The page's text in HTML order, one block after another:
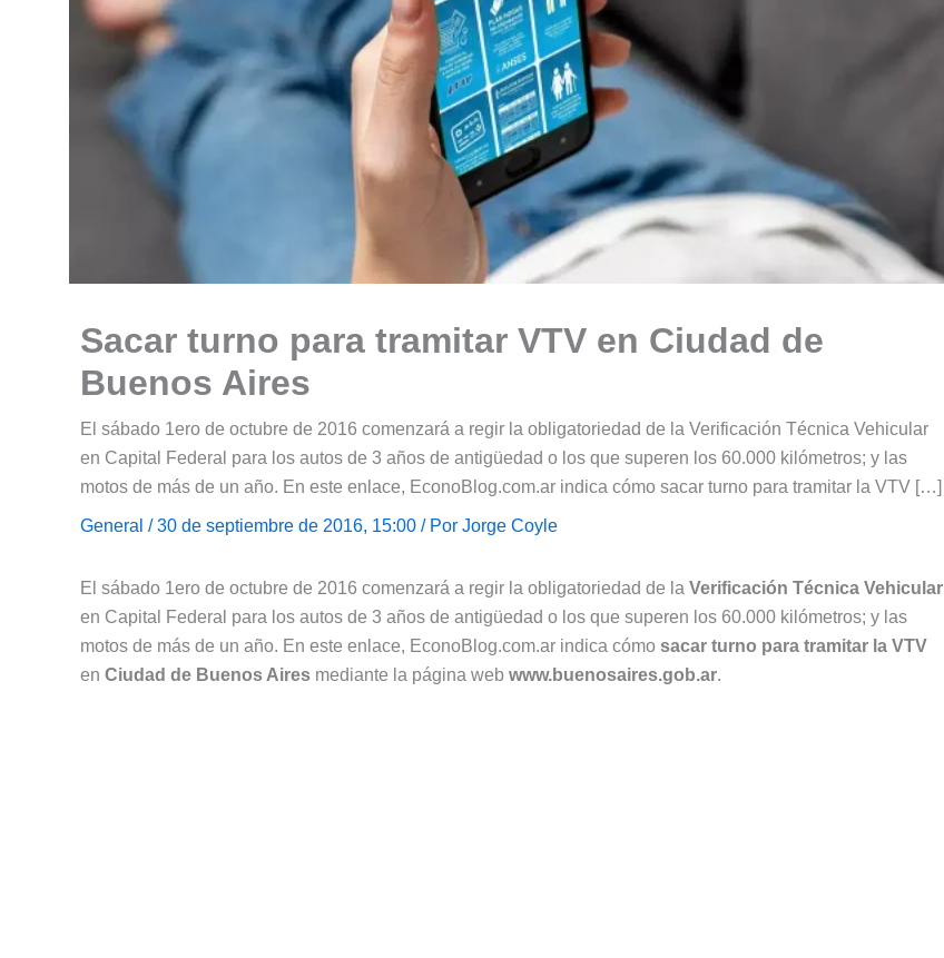
Sacar turno para tramitar VTV en Ciudad de
Buenos Aires
El sábado 1ero de octubre de 2016 comenzará a regir la obligatoriedad de la Verificación Técnica Vehicular
en Capital Federal para los autos de 3 años de antigüedad o los que superen los 60.000 kilómetros; y las
motos de más de un año. En este enlace, EconoBlog.com.ar indica cómo sacar turno para tramitar la VTV […]
General / 30 de septiembre de 2016, 15:00 / Por Jorge Coyle
El sábado 1ero de octubre de 2016 comenzará a regir la obligatoriedad de la Verificación Técnica Vehicular
en Capital Federal para los autos de 3 años de antigüedad o los que superen los 60.000 kilómetros; y las
motos de más de un año. En este enlace, EconoBlog.com.ar indica cómo sacar turno para tramitar la VTV
en Ciudad de Buenos Aires mediante la página web www.buenosaires.gob.ar.